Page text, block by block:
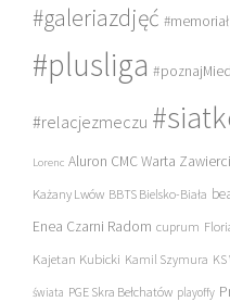
#galeriazdjęć #memoriał
#plusliga
#relacjezmeczu
Lorenc Aluron CMC Warta
Każany Lwów BBTS Bielsko-Biała
Enea Czarni Radom cuprum
Kajetan Kubicki Kamil Szymura
świata PGE Skra Bełchatów playoffy